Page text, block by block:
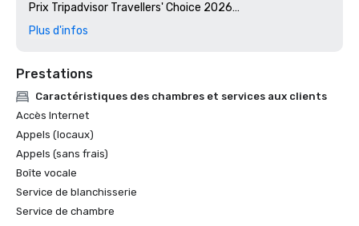
Prix Tripadvisor Travellers' Choice 2026
voyageurs au cours de l'année écoulée. Le Travelers'
Choice Award récompense les hôtels qui proposent un
Austin Downtown — University parmi les hôtels les mieux
notés au monde sur Tripadvisor. Qu'ils viennent pour
affaires, réunions ou loisirs, les clients continuent de
reconnaître notre engagement en faveur de l'hospitalité
authentique d'Austin.
Plus d'infos
Prestations
Caractéristiques des chambres et services aux clients
Accès Internet
Appels (locaux)
Appels (sans frais)
Boîte vocale
Service de blanchisserie
Service de chambre